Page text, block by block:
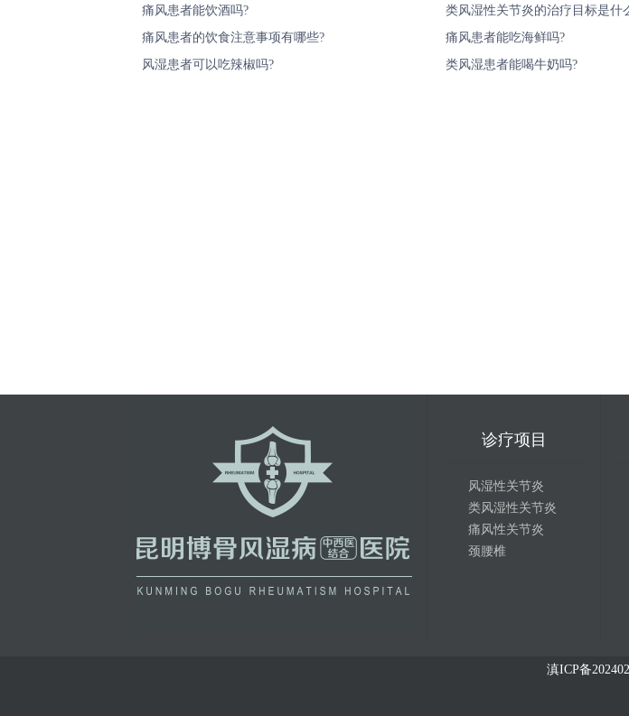
痛风患者能饮酒吗?
类风湿性关节炎的治疗目标是什
痛风患者的饮食注意事项有哪些?
痛风患者能吃海鲜吗?
风湿患者可以吃辣椒吗?
类风湿患者能喝牛奶吗?
诊疗项目
风湿性关节炎
类风湿性关节炎
痛风性关节炎
颈腰椎
滇ICP备